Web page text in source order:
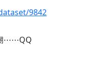
9842
⋯⋯QQ